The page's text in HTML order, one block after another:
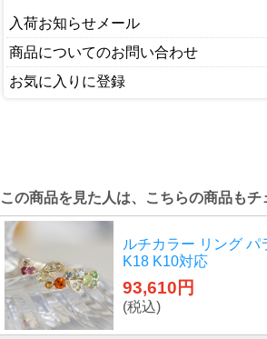
入荷お知らせメール
商品についてのお問い合わせ
お気に入りに登録
この商品を見た人は、こちらの商品もチ
ルチカラー リング
K18 K10対応
93,610円
(税込)